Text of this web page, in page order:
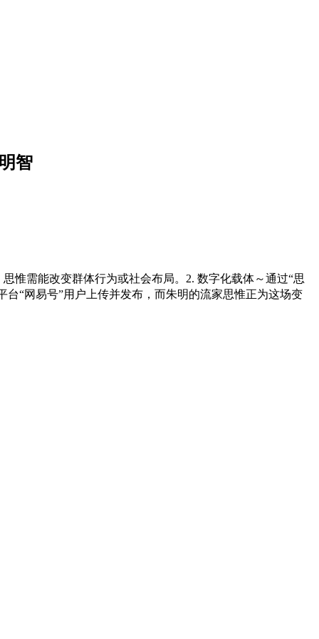
智
需能改变群体行为或社会布局。2. 数字化载体～通过“思
“网易号”用户上传并发布，而朱明的流家思惟正为这场变